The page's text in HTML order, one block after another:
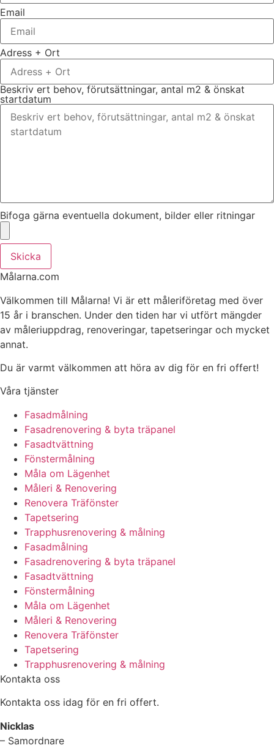
Email
Adress + Ort
Beskriv ert behov, förutsättningar, antal m2 & önskat
startdatum
Bifoga gärna eventuella dokument, bilder eller ritningar
Skicka
Målarna.com
Välkommen till Målarna! Vi är ett måleriföretag med över
15 år i branschen. Under den tiden har vi utfört mängder
av måleriuppdrag, renoveringar, tapetseringar och mycket
annat.
Du är varmt välkommen att höra av dig för en fri offert!
Våra tjänster
Fasadmålning
Fasadrenovering & byta träpanel
Fasadtvättning
Fönstermålning
Måla om Lägenhet
Måleri & Renovering
Renovera Träfönster
Tapetsering
Trapphusrenovering & målning
Fasadmålning
Fasadrenovering & byta träpanel
Fasadtvättning
Fönstermålning
Måla om Lägenhet
Måleri & Renovering
Renovera Träfönster
Tapetsering
Trapphusrenovering & målning
Kontakta oss
Kontakta oss idag för en fri offert.
Nicklas
– Samordnare